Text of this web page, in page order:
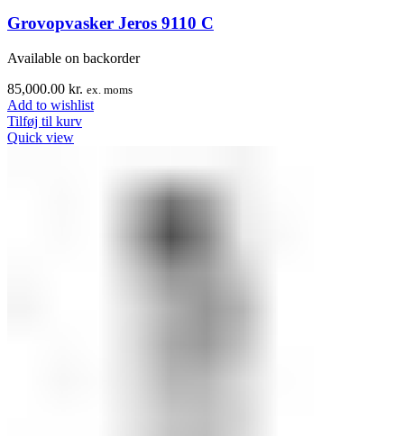
Grovopvasker Jeros 9110 C
Available on backorder
85,000.00 kr. ex. moms
Add to wishlist
Tilføj til kurv
Quick view